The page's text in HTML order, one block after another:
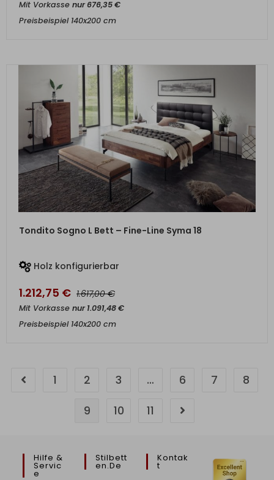
Mit Vorkasse nur676,35€
Preisbeispiel 140x200 cm
ZUM PRODUKT
Tondito Sogno L Bett – Fine-Line Syma 18
Holz konfigurierbar
1.212,75 € 1.617,00€
Mit Vorkasse nur1.091,48€
Preisbeispiel 140x200 cm
1 2 3 … 6 7
8
9
10 11
Hilfe &
Servic
E
Stilbett
En.de
Kontak
T